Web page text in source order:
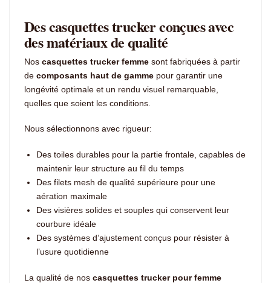
Des casquettes trucker conçues avec
des matériaux de qualité
Nos casquettes trucker femme sont fabriquées à partir
de composants haut de gamme pour garantir une
longévité optimale et un rendu visuel remarquable,
quelles que soient les conditions.
Nous sélectionnons avec rigueur:
Des toiles durables pour la partie frontale, capables de
maintenir leur structure au fil du temps
Des filets mesh de qualité supérieure pour une
aération maximale
Des visières solides et souples qui conservent leur
courbure idéale
Des systèmes d’ajustement conçus pour résister à
l’usure quotidienne
La qualité de nos casquettes trucker pour femme